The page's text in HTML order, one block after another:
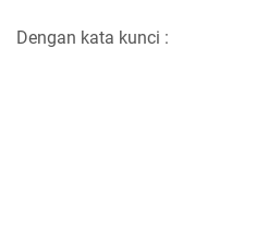
Dengan kata kunci :